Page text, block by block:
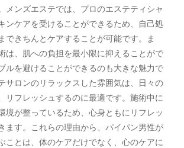
メンズエステでは、プロのエステティシャ
ンケアを受けることができるため、自己処
できちんとケアすることが可能です。ま
は、肌への負担を最小限に抑えることがで
ルを避けることができるのも大きな魅力で
サロンのリラックスした雰囲気は、日々の
リフレッシュするのに最適です。施術中に
境が整っているため、心身ともにリフレッ
ます。これらの理由から、パイパン男性が
ことは、体のケアだけでなく、心のケアに